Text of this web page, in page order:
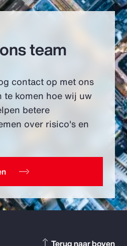
team
contact op met ons
te komen hoe wij uw
betere
over risico's en
Terug naar boven